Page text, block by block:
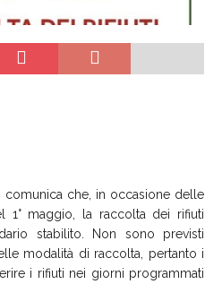
comunica che, in occasione delle
1° maggio, la raccolta dei rifiuti
stabilito. Non sono previsti
modalità di raccolta, pertanto i
i rifiuti nei giorni programmati